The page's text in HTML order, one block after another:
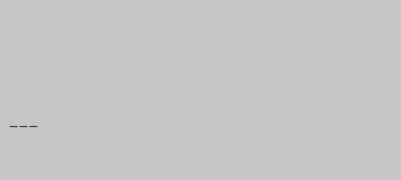
Das Theatertreffen-Blog
–––